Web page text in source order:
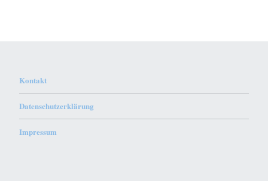
Kontakt
Datenschutzerklärung
Impressum